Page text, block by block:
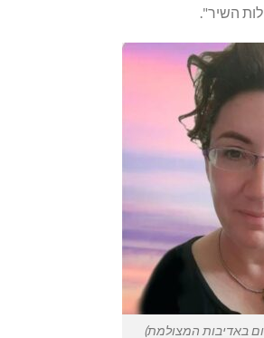
השיר".
באדיבות המצולמת)